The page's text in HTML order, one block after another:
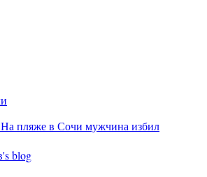
пляже в Сочи мужчина избил
blog